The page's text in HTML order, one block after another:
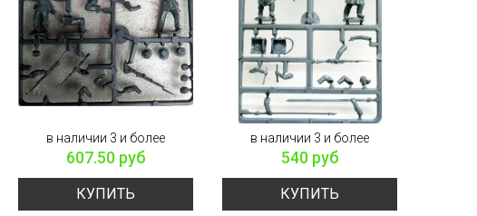
в наличии 3 и более
607.50 руб
КУПИТЬ
в наличии 3 и более
540 руб
КУПИТЬ